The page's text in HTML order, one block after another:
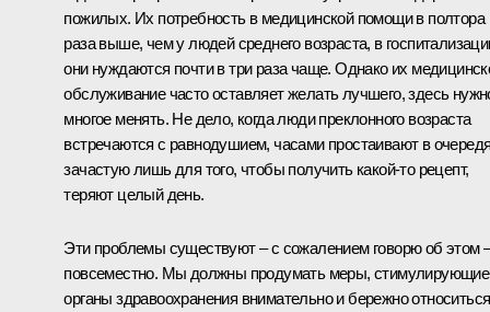
пожилых. Их потребность в медицинской помощи в полтора
раза выше, чем у людей среднего возраста, в
они нуждаются почти в три раза чаще. Однако их
обслуживание часто оставляет желать лучшего, здесь
многое менять. Не дело, когда люди преклонного возраста
встречаются с равнодушием, часами простаивают в
зачастую лишь для того, чтобы получить какой‑то рецепт,
теряют целый день.
Эти проблемы существуют – с сожалением говорю об этом
повсеместно. Мы должны продумать меры, стимулирующие
органы здравоохранения внимательно и бережно относиться